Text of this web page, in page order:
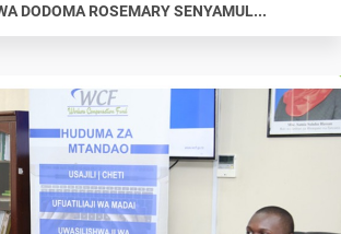
DODOMA ROSEMARY SENYAMUL...